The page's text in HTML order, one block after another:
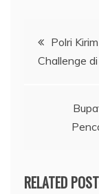
Navigasi
pos
Polri
Challenge
RELATED